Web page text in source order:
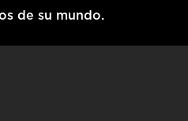
de su mundo.